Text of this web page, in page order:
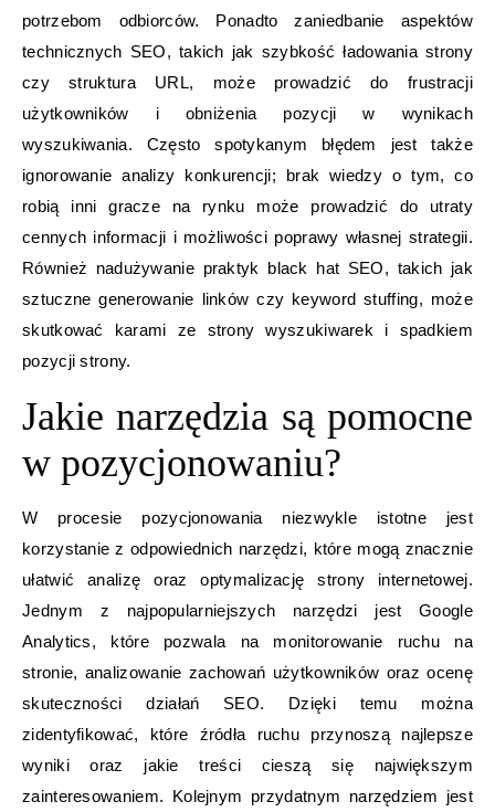
potrzebom odbiorców. Ponadto zaniedbanie aspektów
technicznych SEO, takich jak szybkość ładowania strony
czy struktura URL, może prowadzić do frustracji
użytkowników i obniżenia pozycji w wynikach
wyszukiwania. Często spotykanym błędem jest także
ignorowanie analizy konkurencji; brak wiedzy o tym, co
robią inni gracze na rynku może prowadzić do utraty
cennych informacji i możliwości poprawy własnej strategii.
Również nadużywanie praktyk black hat SEO, takich jak
sztuczne generowanie linków czy keyword stuffing, może
skutkować karami ze strony wyszukiwarek i spadkiem
pozycji strony.
Jakie narzędzia są pomocne
w pozycjonowaniu?
W procesie pozycjonowania niezwykle istotne jest
korzystanie z odpowiednich narzędzi, które mogą znacznie
ułatwić analizę oraz optymalizację strony internetowej.
Jednym z najpopularniejszych narzędzi jest Google
Analytics, które pozwala na monitorowanie ruchu na
stronie, analizowanie zachowań użytkowników oraz ocenę
skuteczności działań SEO. Dzięki temu można
zidentyfikować, które źródła ruchu przynoszą najlepsze
wyniki oraz jakie treści cieszą się największym
zainteresowaniem. Kolejnym przydatnym narzędziem jest